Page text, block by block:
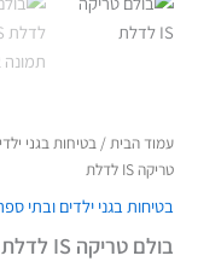
עמוד הבית/ בטיחות בגני
טריקה IS לדלת
בטיחות בגני ילדים ובתי
בולם טריקה IS לדלת